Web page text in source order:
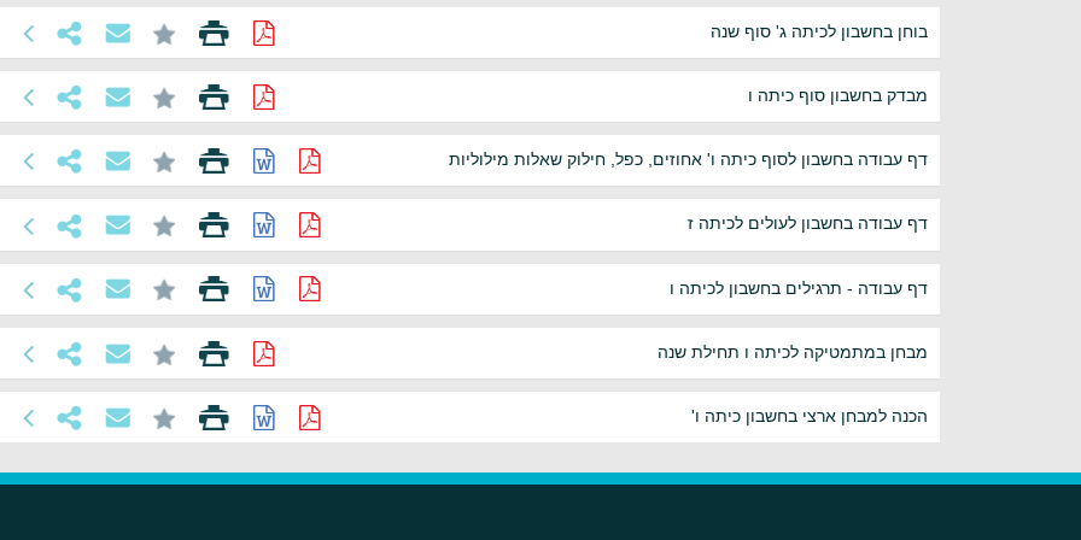
בוחן בחשבון לכיתה ג' סוף שנה
מבדק בחשבון סוף כיתה ו
דף עבודה בחשבון לסוף כיתה ו' אחוזים, כפל, חילוק שאלות מילוליות
דף עבודה בחשבון לעולים לכיתה ז
דף עבודה - תרגילים בחשבון לכיתה ו
מבחן במתמטיקה לכיתה ו תחילת שנה
הכנה למבחן ארצי בחשבון כיתה ו'